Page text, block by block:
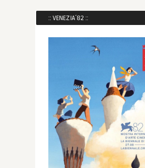
:: VENEZIA´82 ::